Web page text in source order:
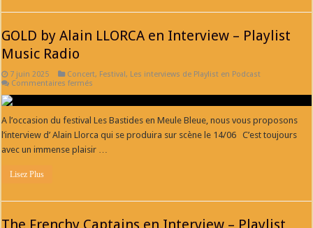
GOLD by Alain LLORCA en Interview – Playlist
Music Radio
7 juin 2025 Concert, Festival, Les interviews de Playlist en Podcast
Commentaires fermés
LLORCA
Interview
–
Playlist
A l’occasion du festival Les Bastides en Meule Bleue, nous vous proposons
l’interview d’ Alain Llorca qui se produira sur scène le 14/06 C’est toujours
avec un immense plaisir …
Lisez Plus